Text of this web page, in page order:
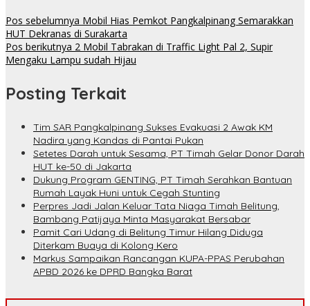
Pos sebelumnya Mobil Hias Pemkot Pangkalpinang Semarakkan
HUT Dekranas di Surakarta
Pos berikutnya 2 Mobil Tabrakan di Traffic Light Pal 2, Supir
Mengaku Lampu sudah Hijau
Posting Terkait
Tim SAR Pangkalpinang Sukses Evakuasi 2 Awak KM
Nadira yang Kandas di Pantai Pukan
Setetes Darah untuk Sesama, PT Timah Gelar Donor Darah
HUT ke-50 di Jakarta
Dukung Program GENTING, PT Timah Serahkan Bantuan
Rumah Layak Huni untuk Cegah Stunting
Perpres Jadi Jalan Keluar Tata Niaga Timah Belitung,
Bambang Patijaya Minta Masyarakat Bersabar
Pamit Cari Udang di Belitung Timur Hilang Diduga
Diterkam Buaya di Kolong Kero
Markus Sampaikan Rancangan KUPA-PPAS Perubahan
APBD 2026 ke DPRD Bangka Barat